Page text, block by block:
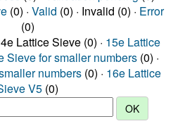
(0) · Valid (0) · Invalid (0) · Error
(0)
Lattice Sieve (0) · 15e Lattice
Sieve for smaller numbers (0) ·
numbers (0) · 16e Lattice
V5 (0)